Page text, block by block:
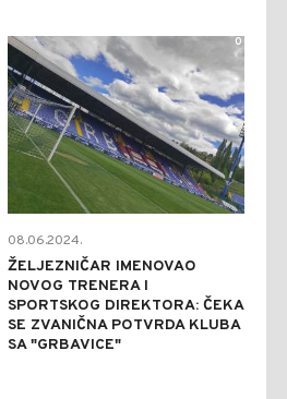
08.06.2024.
ŽELJEZNIČAR IMENOVAO
NOVOG TRENERA I
SPORTSKOG DIREKTORA: ČEKA
SE ZVANIČNA POTVRDA KLUBA
SA "GRBAVICE"
0